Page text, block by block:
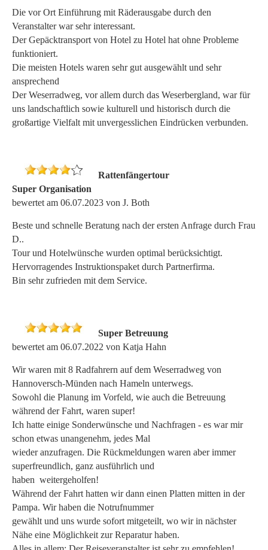
Die vor Ort Einführung mit Räderausgabe durch den
Veranstalter war sehr interessant.
Der Gepäcktransport von Hotel zu Hotel hat ohne Probleme
funktioniert.
Die meisten Hotels waren sehr gut ausgewählt und sehr
ansprechend
Der Weserradweg, vor allem durch das Weserbergland, war für
uns landschaftlich sowie kulturell und historisch durch die
großartige Vielfalt mit unvergesslichen Eindrücken verbunden.
Rattenfängertour
Super Organisation
bewertet am 06.07.2023 von J. Both
Beste und schnelle Beratung nach der ersten Anfrage durch Frau
D..
Tour und Hotelwünsche wurden optimal berücksichtigt.
Hervorragendes Instruktionspaket durch Partnerfirma.
Bin sehr zufrieden mit dem Service.
Super Betreuung
bewertet am 06.07.2022 von Katja Hahn
Wir waren mit 8 Radfahrern auf dem Weserradweg von
Hannoversch-Münden nach Hameln unterwegs.
Sowohl die Planung im Vorfeld, wie auch die Betreuung
während der Fahrt, waren super!
Ich hatte einige Sonderwünsche und Nachfragen - es war mir
schon etwas unangenehm, jedes Mal
wieder anzufragen. Die Rückmeldungen waren aber immer
superfreundlich, ganz ausführlich und
haben weitergeholfen!
Während der Fahrt hatten wir dann einen Platten mitten in der
Pampa. Wir haben die Notrufnummer
gewählt und uns wurde sofort mitgeteilt, wo wir in nächster
Nähe eine Möglichkeit zur Reparatur haben.